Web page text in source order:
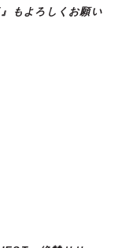
もよろしくお願い